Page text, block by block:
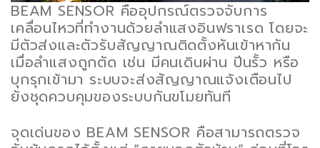
BEAM SENSOR คืออุปกรณ์ตรวจจับการ
เคลื่อนไหวที่ทำงานด้วยลำแสงอินฟราเรด โดยจะ
มีตัวส่งและตัวรับสัญญาณติดตั้งหันเข้าหากัน
เมื่อลำแสงถูกตัด เช่น มีคนเดินผ่าน ปีนรั้ว หรือ
บุกรุกเข้ามา ระบบจะส่งสัญญาณแจ้งเตือนไป
ยังชุดควบคุมของระบบกันขโมยทันที
จุดเด่นของ BEAM SENSOR คือสามารถตรวจ